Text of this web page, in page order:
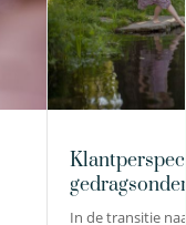
In de transitie